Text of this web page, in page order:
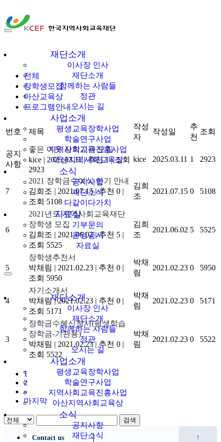
한국지역사회교육
재단
재단소개
이사장 인사
재단소개
함께하는 사람들
정관
오시는 길
사업소개
평생교육장학사업
학술연구사업
지역사회교육진흥사업
아산지역사회교육상
소식
공지사항
재단소식
다같이다가치
자료실
기부문의
운영공시
자료실
재단소개
이사장 인사
재단소개
함께하는 사람들
정관
오시는 길
사업소개
평생교육장학사업
학술연구사업
지역사회교육진흥사업
아산지역사회교육상
소식
공지사항
재단소식
공지사항
전체
장학생모집
아산교육상
프로그램안내
번호 제목
작성
자
작성일
추
천
조회
공지
사항
좋은 이웃 장학기관 모집
kice | 2025.03.11 | 추천 1 | 조회
2923
kice 2025.03.11 1 2923
7
2021 장학금수여식 연기 안내
김희조 | 2021.07.15 | 추천 0 |
조회 5108
김희
조
2021.07.15 0 5108
6
2021년도 지역사회교육재단
장학생 모집
김희조 | 2021.06.02 | 추천 5 |
조회 5525
김희
조
2021.06.02 5 5525
5
장학생추천서
박채림 | 2021.02.23 | 추천 0 |
조회 5950
박채
림
2021.02.23 0 5950
4
자기소개서
박채림 | 2021.02.23 | 추천 0 |
조회 5171
박채
림
2021.02.23 0 5171
3
장학금수혜신청서(평생학습
장학금-기관용)
박채림 | 2021.02.23 | 추천 0 |
조회 5522
박채
림
2021.02.23 0 5522
1
2
»
마지막
검색
Contact us ↑